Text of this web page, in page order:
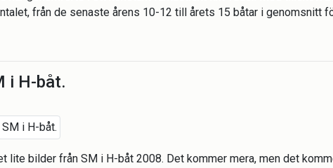
från de senaste årens 10-12 till årets 15 båtar i genomsnitt
i H-båt.
lite bilder från SM i H-båt 2008. Det kommer mera, men det